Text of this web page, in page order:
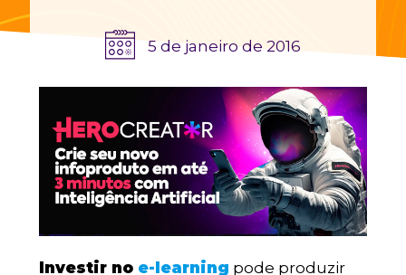
5 de janeiro de 2016
Investir no e-learning pode produzir